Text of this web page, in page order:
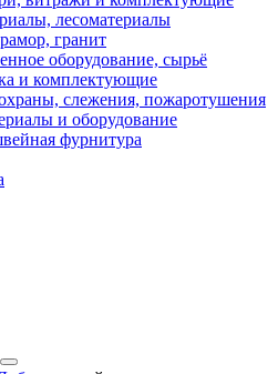
лесоматериалы
гранит
оборудование, сырьё
и комплектующие
слежения, пожаротушения
и оборудование
фурнитура